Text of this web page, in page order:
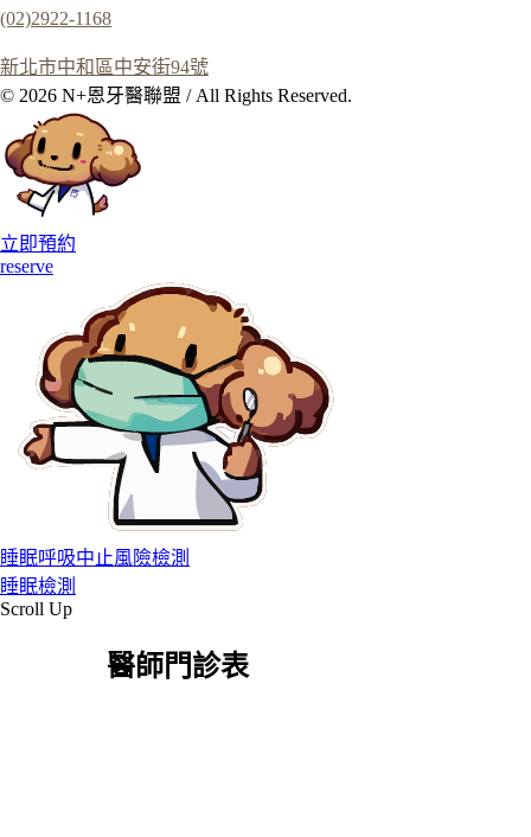
(02)2922-1168
新北市中和區中安街94號
© 2026 N+恩牙醫聯盟 / All Rights Reserved.
立即預約
reserve
睡眠呼吸中止風險檢測
睡眠檢測
Scroll Up
醫師門診表